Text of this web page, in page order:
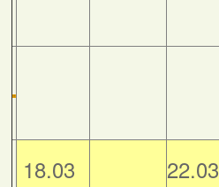
18.03 22.03